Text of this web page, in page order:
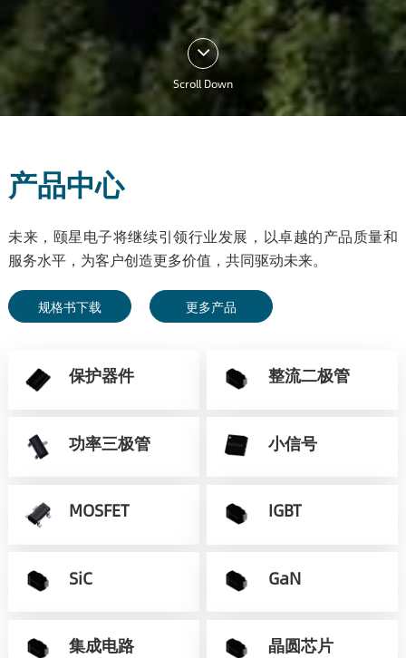
Scroll Down
产品中心
未来，颐星电子将继续引领行业发展，以卓越的产品质量和
服务水平，为客户创造更多价值，共同驱动未来。
规格书下载 更多产品
保护器件 整流二极管
功率三极管 小信号
MOSFET IGBT
SiC GaN
集成电路 晶圆芯片